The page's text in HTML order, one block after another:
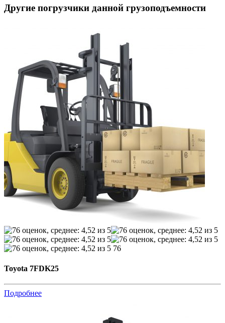
Другие погрузчики данной грузоподъемности
76
Toyota 7FDK25
Подробнее